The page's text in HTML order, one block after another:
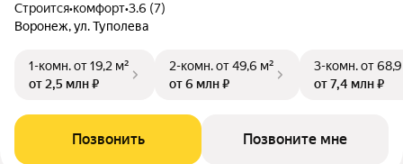
Строится•комфорт•3.6 (7)
Воронеж, ул. Туполева
1-комн.от 19,2 м²
от 2,5 млн ₽
2-комн.от 49,6 м²
от 6 млн ₽
3-комн.от
от 7,4 млн ₽
Позвонить Позвоните мне